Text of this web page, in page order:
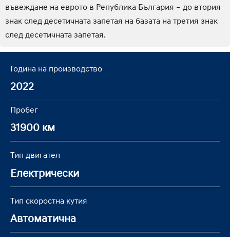
въвеждане на еврото в Република България – до втория
знак след десетичната запетая на базата на третия знак
след десетичната запетая.
Година на производство
2022
Пробег
31900 км
Тип двигател
Електрически
Тип скоростна кутия
Автоматична